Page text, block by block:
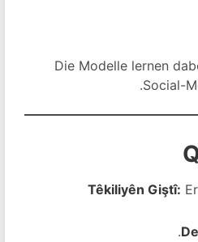
Die Modelle lernen
Social-
Têkiliyên Giştî: